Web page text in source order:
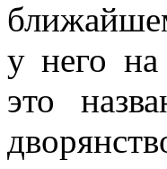
у него
это